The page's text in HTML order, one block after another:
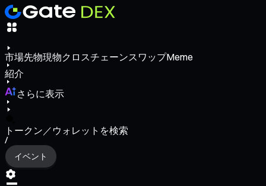
市場先物現物クロスチェーンスワップMeme
紹介
さらに表示
トークン／ウォレットを検索
/
イベント